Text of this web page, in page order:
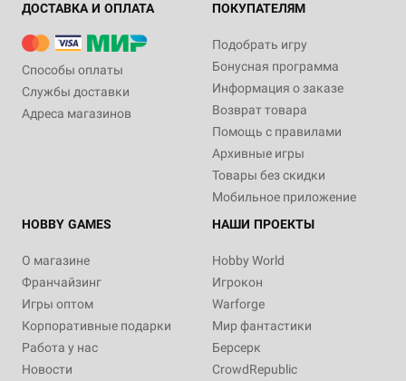
ДОСТАВКА И ОПЛАТА
Способы оплаты
Службы доставки
Адреса магазинов
ПОКУПАТЕЛЯМ
Подобрать игру
Бонусная программа
Информация о заказе
Возврат товара
Помощь с правилами
Архивные игры
Товары без скидки
Мобильное приложение
HOBBY GAMES
О магазине
Франчайзинг
Игры оптом
Корпоративные подарки
Работа у нас
Новости
НАШИ ПРОЕКТЫ
Hobby World
Игрокон
Warforge
Мир фантастики
Берсерк
CrowdRepublic